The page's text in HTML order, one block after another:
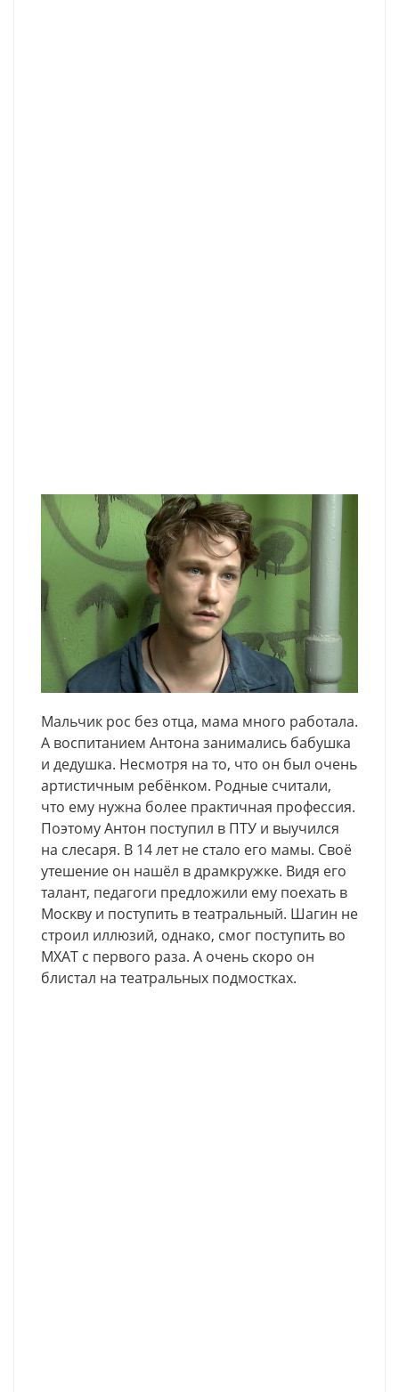
Мальчик рос без отца, мама много работала.
А воспитанием Антона занимались бабушка
и дедушка. Несмотря на то, что он был очень
артистичным ребёнком. Родные считали,
что ему нужна более практичная профессия.
Поэтому Антон поступил в ПТУ и выучился
на слесаря. В 14 лет не стало его мамы. Своё
утешение он нашёл в драмкружке. Видя его
талант, педагоги предложили ему поехать в
Москву и поступить в театральный. Шагин не
строил иллюзий, однако, смог поступить во
МХАТ с первого раза. А очень скоро он
блистал на театральных подмостках.